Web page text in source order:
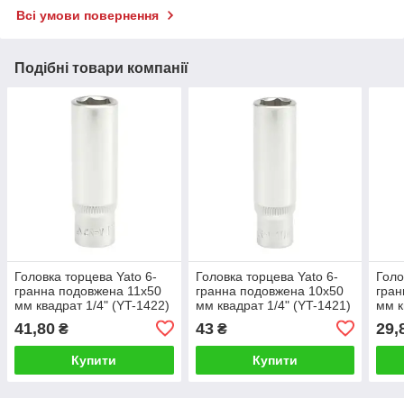
Всі умови повернення
Подібні товари компанії
Головка торцева Yato 6-
гранна подовжена 11х50
мм квадрат 1/4" (YT-1422)
41,80 ₴
Купити
Головка торцева Yato 6-
гранна подовжена 10х50
мм квадрат 1/4" (YT-1421)
43₴
Купити
мм